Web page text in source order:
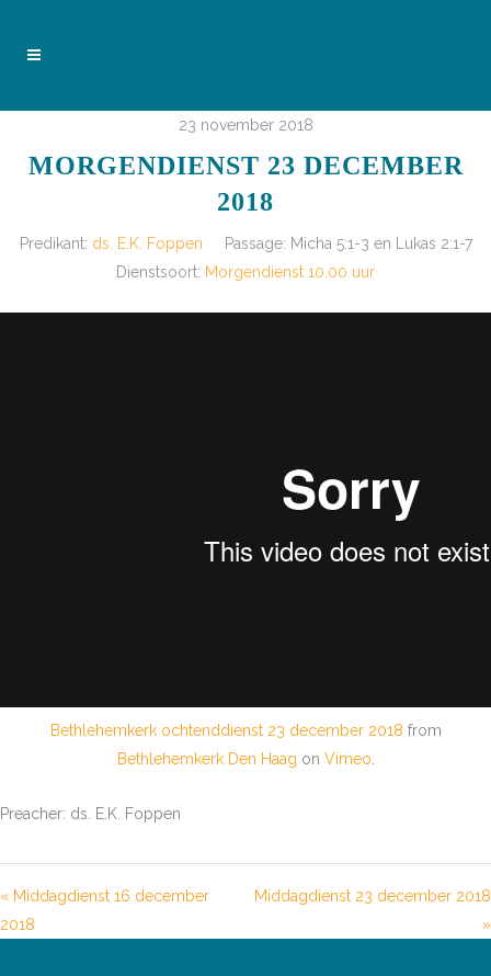
23 november 2018
MORGENDIENST 23 DECEMBER
2018
Predikant: ds. E.K. Foppen Passage: Micha 5:1-3 en Lukas 2:1-7
Dienstsoort: Morgendienst 10.00 uur
Bethlehemkerk ochtenddienst 23 december 2018 from
Bethlehemkerk Den Haag on Vimeo
Preacher: ds. E.K. Foppen
« Middagdienst 16 december
2018
Middagdienst 23 december 2018
»